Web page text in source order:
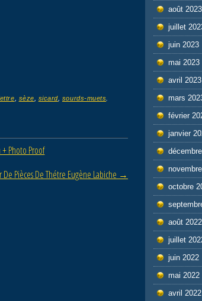
sèze sicard, sourds-muets
+ Photo Proof
Pièces De Thétre Eugène Labiche →
août 2023
juillet
juin 2023
mai 2023
avril 2023
mars
février
janvier
octobre
août 2022
juillet
juin 2022
mai 2022
avril 2022